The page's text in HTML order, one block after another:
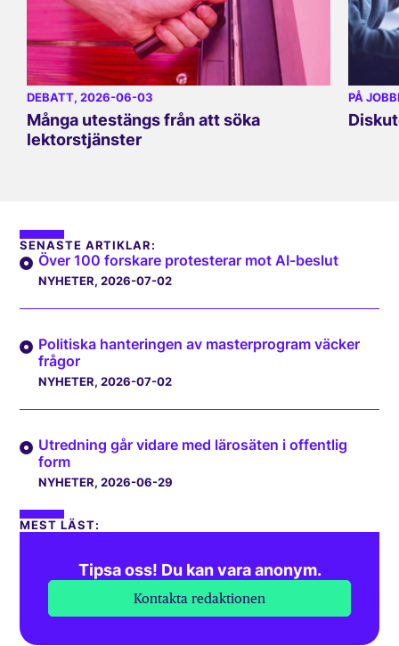
DEBATT, 2026-06-03
Många utestängs från att söka
lektorstjänster
PÅ
SENASTE ARTIKLAR:
Över 100 forskare protesterar mot AI-beslut
NYHETER, 2026-07-02
Politiska hanteringen av masterprogram väcker
frågor
NYHETER, 2026-07-02
Utredning går vidare med lärosäten i offentlig
form
NYHETER, 2026-06-29
MEST LÄST:
Tipsa oss! Du kan vara anonym.
Kontakta redaktionen